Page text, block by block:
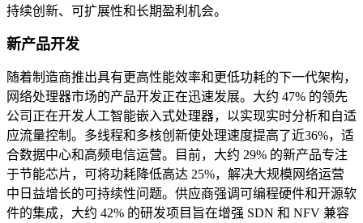
持续创新、可扩展性和长期盈利机会。
新产品开发
随着制造商推出具有更高性能效率和更低功耗的下一代架构，
网络处理器市场的产品开发正在迅速发展。大约 47% 的领先
公司正在开发人工智能嵌入式处理器，以实现实时分析和自适
应流量控制。多线程和多核创新使处理速度提高了近36%，适
合数据中心和高频电信运营。目前，大约 29% 的新产品专注
于节能芯片，可将功耗降低高达 25%，解决大规模网络运营
中日益增长的可持续性问题。供应商强调可编程硬件和开源软
件的集成，大约 42% 的研发项目旨在增强 SDN 和 NFV 兼容